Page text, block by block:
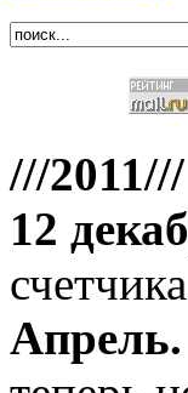
///2011///
12
Апрель.